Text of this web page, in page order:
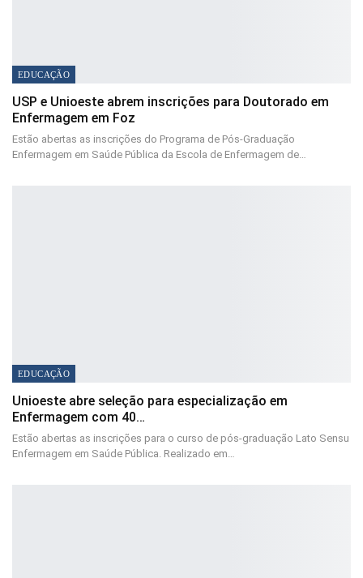
EDUCAÇÃO
USP e Unioeste abrem inscrições para Doutorado em
Enfermagem em Foz
Estão abertas as inscrições do Programa de Pós-Graduação
Enfermagem em Saúde Pública da Escola de Enfermagem de…
EDUCAÇÃO
Unioeste abre seleção para especialização em
Enfermagem com 40…
Estão abertas as inscrições para o curso de pós-graduação Lato Sensu
Enfermagem em Saúde Pública. Realizado em…